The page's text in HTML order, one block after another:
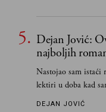
Dejan Jović:
najboljih
Nastojao sam
lektiri u doba kad
Smatrao sam da su
DEJAN JOVIĆ